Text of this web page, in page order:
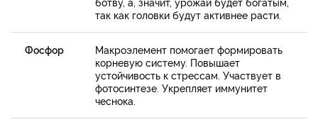
так как головки будут активнее расти.
Фосфор
Макроэлемент помогает формировать
корневую систему. Повышает
устойчивость к стрессам. Участвует в
фотосинтезе. Укрепляет иммунитет
чеснока.